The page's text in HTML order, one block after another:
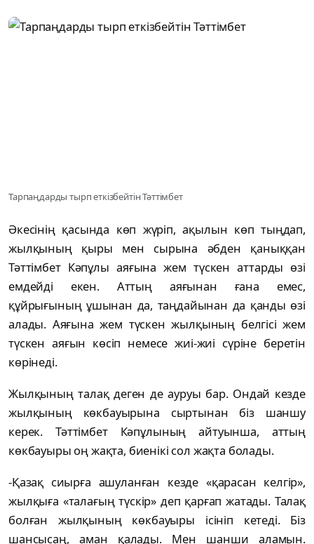
Тарпаңдарды тырп еткізбейтін Тәттімбет
Әкесінің қасында көп жүріп, ақылын көп тыңдап,
жылқының қыры мен сырына әбден қаныққан
Тәттімбет Кәпұлы аяғына жем түскен аттарды өзі
емдейді екен. Аттың аяғынан ғана емес,
құйрығының ұшынан да, таңдайынан да қанды өзі
алады. Аяғына жем түскен жылқының белгісі жем
түскен аяғын көсіп немесе жиі-жиі сүріне беретін
көрінеді.
Жылқының талақ деген де ауруы бар. Ондай кезде
жылқының көкбауырына сыртынан біз шаншу
керек. Тәттімбет Кәпұлының айтуынша, аттың
көкбауыры оң жақта, биенікі сол жақта болады.
-Қазақ сиырға ашуланған кезде «қарасан келгір»,
жылқыға «талағың түскір» деп қарғап жатады. Талақ
болған жылқының көкбауыры ісініп кетеді. Біз
шансысаң, аман қалады. Мен шанши аламын.